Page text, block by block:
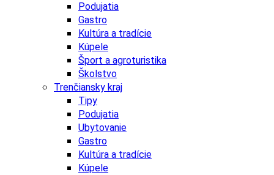
Podujatia
Gastro
Kultúra a tradície
Kúpele
Šport a agroturistika
Školstvo
Trenčiansky kraj
Tipy
Podujatia
Ubytovanie
Gastro
Kultúra a tradície
Kúpele